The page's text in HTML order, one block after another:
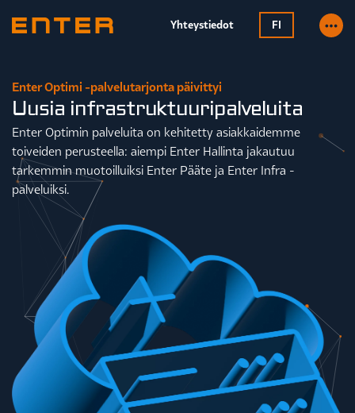
Yhteystiedot FI
Enter Optimi -palvelutarjonta päivittyi
Uusia infrastruktuuripalveluita
Enter Optimin palveluita on kehitetty asiakkaidemme
toiveiden perusteella: aiempi Enter Hallinta jakautuu
tarkemmin muotoilluiksi Enter Pääte ja Enter Infra -
palveluiksi.